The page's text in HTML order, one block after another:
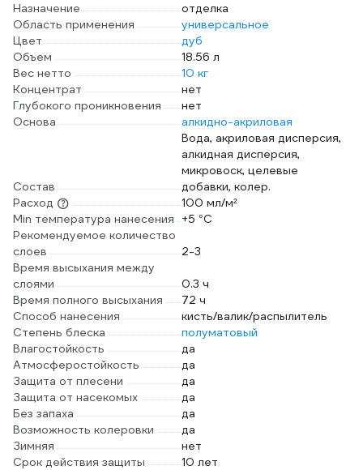
Назначение
отделка
Область применения
универсальное
Цвет
дуб
Объем
18.56 л
Вес нетто
10 кг
Концентрат
нет
Глубокого проникновения
нет
Основа
алкидно-акриловая
Состав
Вода, акриловая дисперсия,
алкидная дисперсия,
микровоск, целевые
добавки, колер.
Расход
100 мл/м²
Min температура нанесения
+5 °С
Рекомендуемое количество
слоев
2-3
Время высыхания между
слоями
0.3 ч
Время полного высыхания
72 ч
Способ нанесения
кисть/валик/распылитель
Степень блеска
полуматовый
Влагостойкость
да
Атмосферостойкость
да
Защита от плесени
да
Защита от насекомых
да
Без запаха
да
Возможность колеровки
да
Зимняя
нет
Срок действия защиты
10 лет